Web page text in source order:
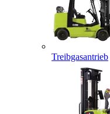
Treibgasantrieb